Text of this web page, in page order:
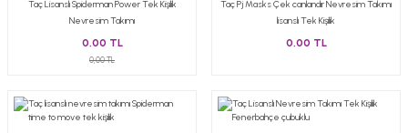
Taç Lisanslı Spiderman Power Tek Kişilik
Nevresim Takımı
0,00 TL
0,00 TL
Taç Pj Masks Çek canlandır Nevresim Takımı
lisanslı Tek Kişilik
0,00 TL